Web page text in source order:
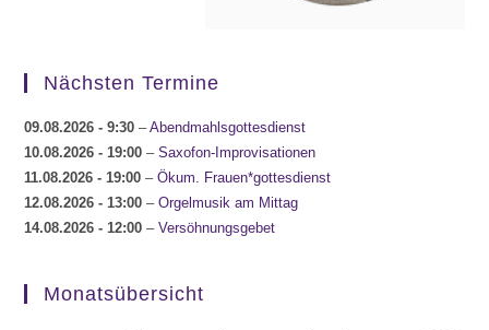
Nächsten Termine
09.08.2026 - 9:30 –Abendmahlsgottesdienst
10.08.2026 - 19:00 –Saxofon-Improvisationen
11.08.2026 - 19:00 –Ökum. Frauen*gottesdienst
12.08.2026 - 13:00 –Orgelmusik am Mittag
14.08.2026 - 12:00 –Versöhnungsgebet
Monatsübersicht